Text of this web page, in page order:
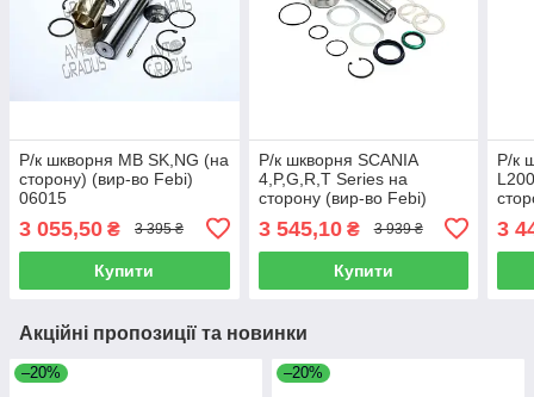
Р/к шкворня MB SK,NG (на
сторону) (вир-во Febi)
06015
3 055,50 ₴ 3 395 ₴
Купити
Р/к шкворня SCANIA
4,P,G,R,T Series на
сторону (вир-во Febi)
3 545,10₴ 3 939 ₴
Купити
Р/к
3
Акційні пропозиції та новинки
–20% –20%